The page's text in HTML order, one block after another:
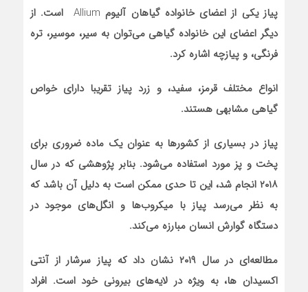
پیاز یکی از اعضای خانواده گیاهان آلیوم Allium
است. از
دیگر اعضای این خانواده گیاهی می‌توان به سیر، موسیر، تره
فرنگی، و پیازچه اشاره کرد.
انواع مختلف قرمز، سفید، و زرد پیاز تقریبا دارای خواص
گیاهی مشابهی هستند.
پیاز در بسیاری از کشور‌ها به عنوان یک ماده ضروری برای
پخت و پز مورد استفاده می‌شود. بنابر پژوهشی که در سال
۲۰۱۸ انجام شد، این تا حدی ممکن است به دلیل آن باشد که
به نظر می‌رسد پیاز با میکروب‌ها و انگل‌های موجود در
دستگاه گوارش انسان مبارزه می‌کند.
مطالعه‌ای در سال ۲۰۱۹ نشان داد که پیاز سرشار از آنتی
اکسیدان ها، به ویژه در لایه‌های بیرونی خود است. افراد